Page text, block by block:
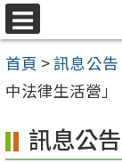
跳
至
主
要
容
選
單
首頁 >訊息公告
中法律生活營」
訊息公告